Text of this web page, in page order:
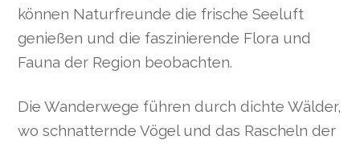
können Naturfreunde die frische Seeluft
genießen und die faszinierende Flora und
Fauna der Region beobachten.
Die Wanderwege führen durch dichte Wälder,
wo schnatternde Vögel und das Rascheln der